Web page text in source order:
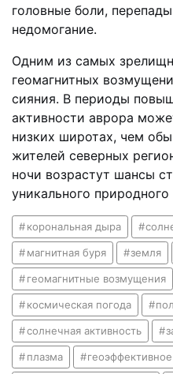
головные боли,
недомогание.
Одним из самых
геомагнитных
сияния. В периоды
активности аврора
низких широтах, чем
жителей северных
ночи возрастут шансы
уникального природного
корональная дыра
магнитная буря земля
геомагнитные возмущения
космическая погода
солнечная активность
плазма